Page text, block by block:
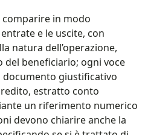
in modo
e le uscite, con
natura dell’operazione,
del beneficiario; ogni voce
documento giustificativo
estratto conto
un riferimento numerico
devono chiarire anche la